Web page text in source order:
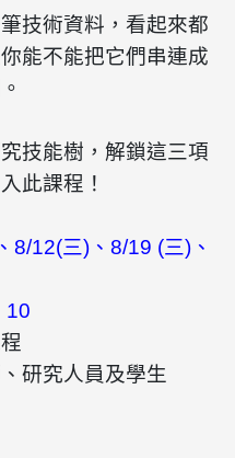
技術資料，看起來都
能不能把它們串連成
技能樹，解鎖這三項
此課程！
8/12(三)、8/19 (三)、
10
研究人員及學生